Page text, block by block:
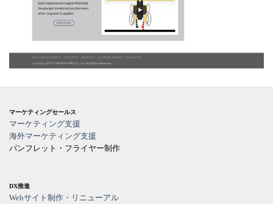
マーケティングセールス
マーケティング支援
海外マーケティング支援
パンフレット・フライヤー制作
DX推進
Webサイト制作・リニューアル